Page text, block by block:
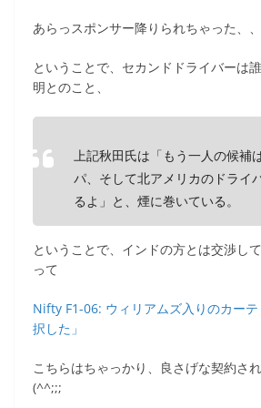
あらっスポンサー降りられちゃった、、
ということで、セカンドドライバーは
明とのこと、
上記秋田氏は「もう一人の候補
パ、そして北アメリカのドライ
るよ」と、煙に巻いている。
ということで、インドの方とは交渉し
って
Nifty F1-06: ウィリアムズ入りのカー
択した」
こちらはちゃっかり、良さげな契約さ
(^^;;;